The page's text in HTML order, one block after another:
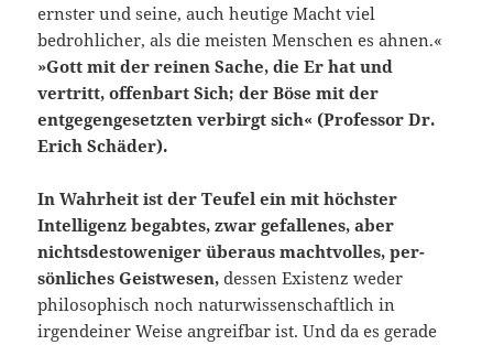
ernster und seine, auch heutige Macht viel
bedrohlicher, als die meisten Menschen es ahnen.«
»Gott mit der reinen Sache, die Er hat und
vertritt, offenbart Sich; der Böse mit der
entgegengesetzten verbirgt sich« (Professor Dr.
Erich Schäder).
In Wahrheit ist der Teufel ein mit höchster
Intelligenz begabtes, zwar gefallenes, aber
nichtsdestoweniger überaus machtvolles, per­
sönliches Geistwesen, dessen Existenz weder
philosophisch noch na­turwissenschaftlich in
irgendeiner Weise angreifbar ist. Und da es gerade